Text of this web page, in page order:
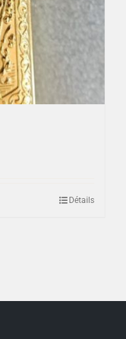
Détails